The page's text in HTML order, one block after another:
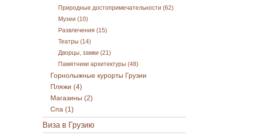
Природные достопримечательности (62)
Музеи (10)
Развлечения (15)
Театры (14)
Дворцы, замки (21)
Памятники архитектуры (48)
Горнолыжные курорты Грузии
Пляжи (4)
Магазины (2)
Спа (1)
Виза в Грузию